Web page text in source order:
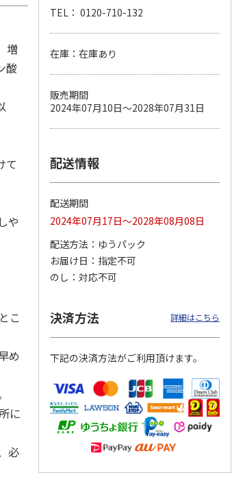
ーン パウ
育つ子ね
税込)
ペット線香 虹のか
なた フルーティフ
ローラルの香り
590円
(送料別・税込)
えBOX とりささ…
380円
(送料別・税込)
増
酸
て
や
こ
め
に
必
TEL： 0120-710-132
在庫：在庫あり
販売期間
2024年07月10日～2028年07月31日
配送情報
配送期間
2024年07月17日～2028年08月08日
配送方法
ゆうパック
お届け日
指定不可
のし
対応不可
決済方法 詳細はこちら
下記の決済方法がご利用頂けます。